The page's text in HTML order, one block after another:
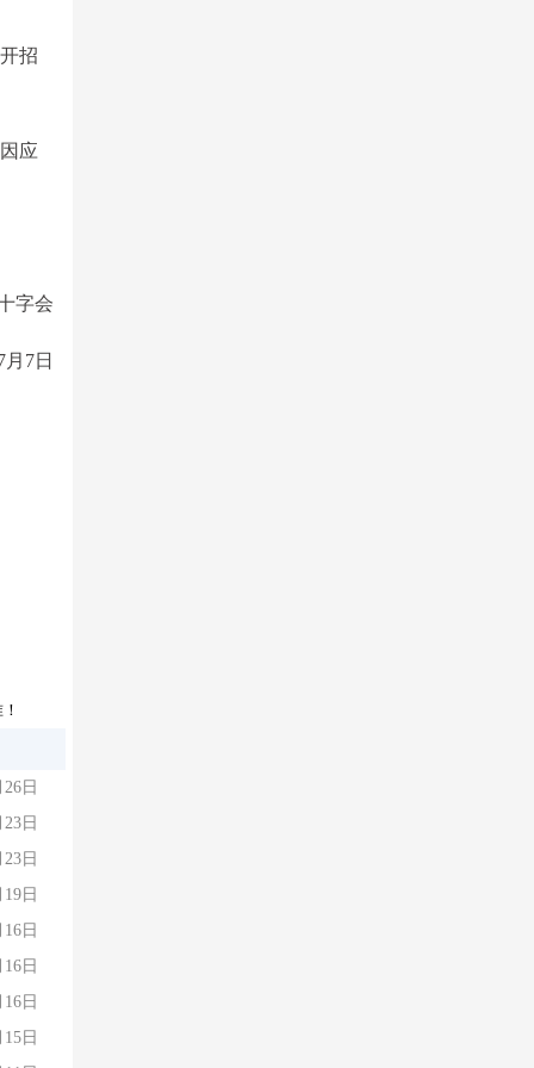
招
应
字会
月7日
日
日
日
日
日
日
日
日